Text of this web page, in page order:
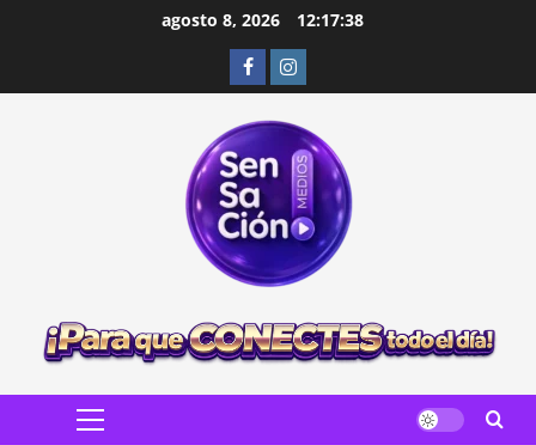
agosto 8, 2026 12:17:39
FacebookInstagram
Menú